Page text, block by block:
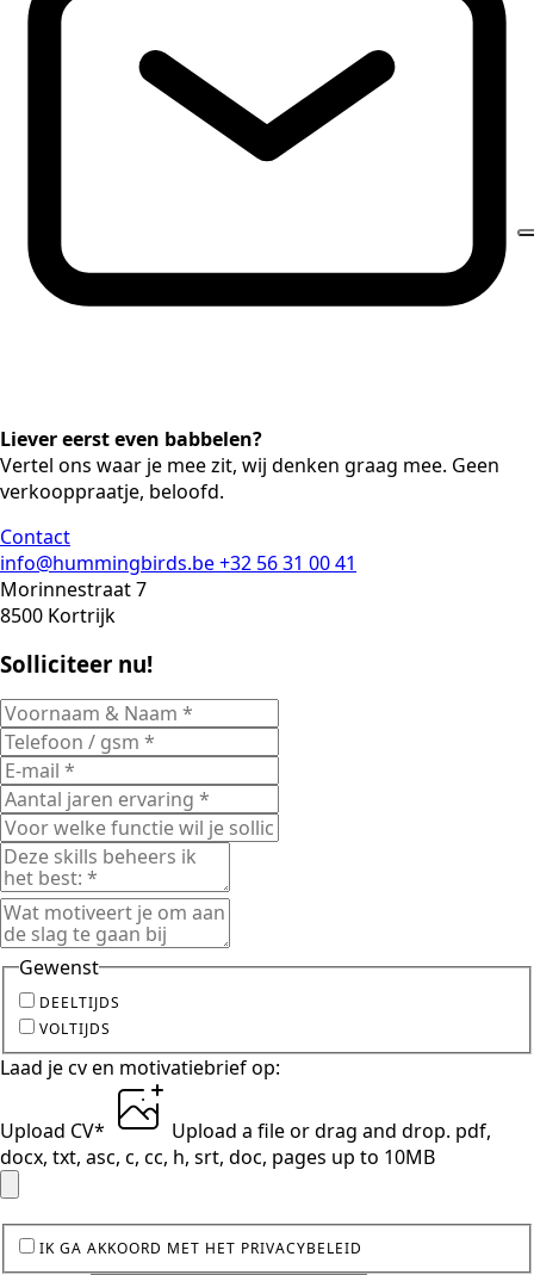
Liever eerst even babbelen?
Vertel ons waar je mee zit, wij denken graag mee. Geen
verkooppraatje, beloofd.
Contact
info@hummingbirds.be+32 56 31 00 41
Morinnestraat 7
8500 Kortrijk
Solliciteer nu!
Gewenst
DEELTIJDS
VOLTIJDS
Laad je cv en motivatiebrief op:
Upload CV* Upload a fileor drag and drop. pdf,
docx, txt, asc, c, cc, h, srt, doc, pages up to 10MB
IK GA AKKOORD MET HET PRIVACYBELEID